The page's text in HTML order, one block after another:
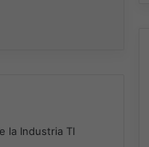
la Industria TI